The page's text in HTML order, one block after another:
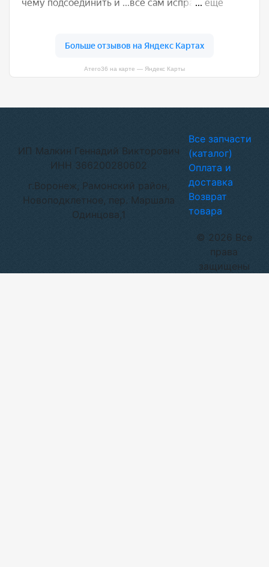
Атего36 на карте — Яндекс Карты
ИП Малкин Геннадий Викторович
ИНН 366200280602
г.Воронеж, Рамонский район,
Новоподклетное, пер. Маршала
Одинцова,1
© 2026 Все
права
защищены
Все запчасти
(каталог)
Оплата и
доставка
Возврат
товара